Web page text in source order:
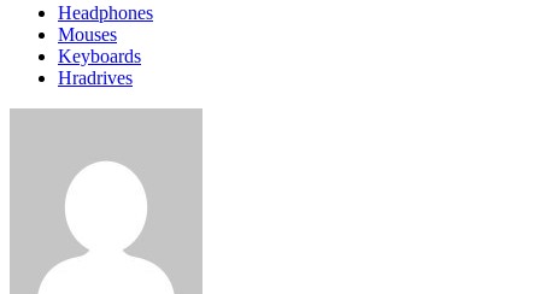
Headphones
Mouses
Keyboards
Hradrives